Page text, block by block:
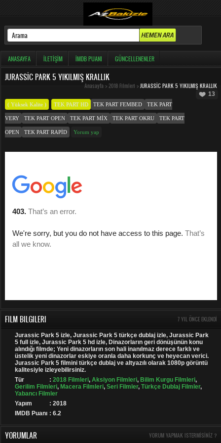
ANASAYFA İLETIŞIM İMDB PUANI GÜNCELLENENLER
JURASSIC PARK 5 YIKILMIŞ KRALLIK
Anasayfa > 2018 Filmleri > JURASSIC PARK 5 YIKILMIŞ KRALLIK
13
( Yüksek Kalite ) TEK PART HD TEK PART FEMBED TEK PART
VERY TEK PART OPEN TEK PART MIX TEK PART OKRU TEK PART
OPEN TEK PART RAPID Yorum yap
FILM BILGILERI 7 YIL ÖNCE EKLENDI
Jurassic Park 5 izle, Jurassic Park 5 türkçe dublaj izle, Jurassic Park
5 full izle, Jurassic Park 5 hd izle, Dinazorların geri dönüşünün konu
alındığı filmde; Yeni dinazorların son hali inanılmaz derece farklı ve
üstelik yeni dinazorlar eskiye oranla daha korkunç ve heyecan verici.
Jurassic Park 5 filmini türkçe dublaj ve altyazılı olarak 1080p görüntü
kalitesiyle izleyebilirsiniz.
Tür
: 2018 Filmleri, Aksiyon Filmleri, Bilim Kurgu Filmleri,
Gerilim Filmleri, Macera Filmleri, Seri Filmler, Türkçe Dublaj Filmler,
Yabancı Filmler
Yapım
: 2018
IMDB Puanı : 6.2
YORUMLAR YORUM YAPMAK ISTERMISINIZ ?